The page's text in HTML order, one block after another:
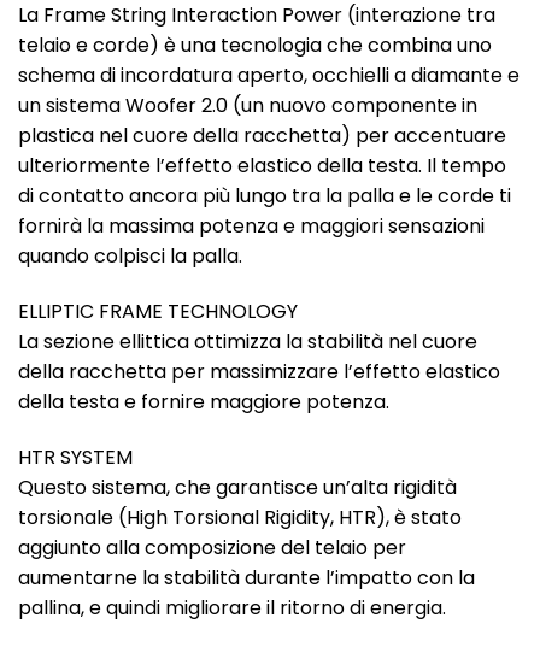
La Frame String Interaction Power (interazione tra
telaio e corde) è una tecnologia che combina uno
schema di incordatura aperto, occhielli a diamante e
un sistema Woofer 2.0 (un nuovo componente in
plastica nel cuore della racchetta) per accentuare
ulteriormente l’effetto elastico della testa. Il tempo
di contatto ancora più lungo tra la palla e le corde ti
fornirà la massima potenza e maggiori sensazioni
quando colpisci la palla.
ELLIPTIC FRAME TECHNOLOGY
La sezione ellittica ottimizza la stabilità nel cuore
della racchetta per massimizzare l’effetto elastico
della testa e fornire maggiore potenza.
HTR SYSTEM
Questo sistema, che garantisce un’alta rigidità
torsionale (High Torsional Rigidity, HTR), è stato
aggiunto alla composizione del telaio per
aumentarne la stabilità durante l’impatto con la
pallina, e quindi migliorare il ritorno di energia.